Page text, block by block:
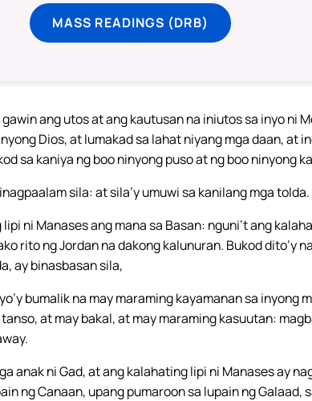
MASS READINGS (DRB)
ang utos at ang kautusan na iniutos sa inyo ni
Dios, at lumakad sa lahat niyang mga daan, at
sa kaniya ng boo ninyong puso at ng boo ninyong
sila: at sila’y umuwi sa kanilang mga tolda.
ni Manases ang mana sa Basan: nguni’t ang
rito ng Jordan na dakong kalunuran. Bukod dito’y
ay binasbasan sila,
bumalik na may maraming kayamanan sa inyong
at may bakal, at may maraming kasuutan:
anak ni Gad, at ang kalahating lipi ni Manases ay
ng Canaan, upang pumaroon sa lupain ng Galaad,